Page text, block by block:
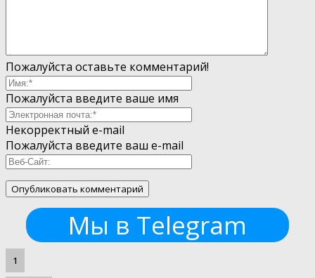
Пожалуйста оставьте комментарий!
Пожалуйста введите ваше имя
Некорректный e-mail
Пожалуйста введите ваш e-mail
Мы в Telegram
1